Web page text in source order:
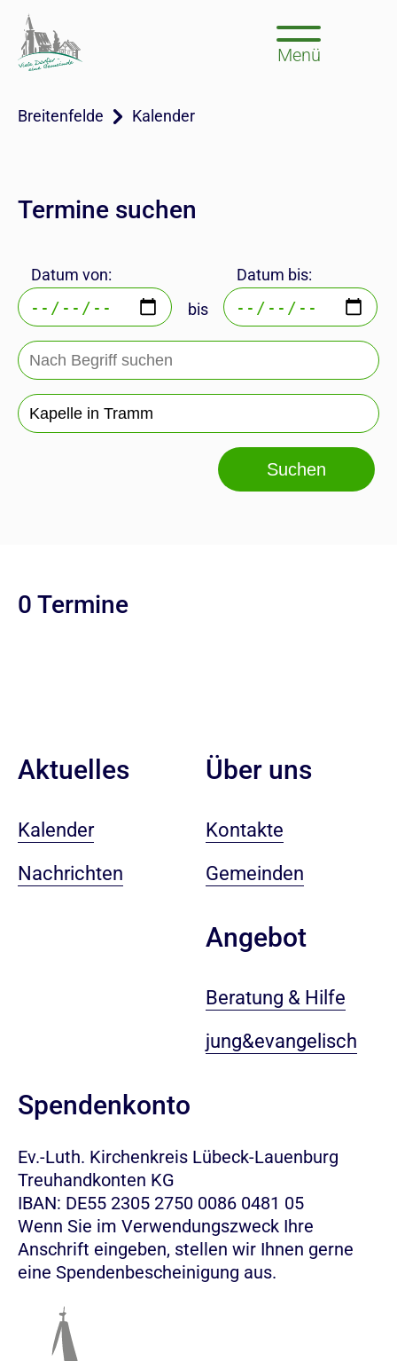
Menü
Breitenfelde Kalender
Termine suchen
Datum von:
bis
Datum bis:
Suchen
0 Termine
Aktuelles
Kalender
Nachrichten
Über uns
Kontakte
Gemeinden
Angebot
Beratung & Hilfe
jung&evangelisch
Spendenkonto
Ev.-Luth. Kirchenkreis Lübeck-Lauenburg
Treuhandkonten KG
IBAN: DE55 2305 2750 0086 0481 05
Wenn Sie im Verwendungszweck Ihre
Anschrift eingeben, stellen wir Ihnen gerne
eine Spendenbescheinigung aus.